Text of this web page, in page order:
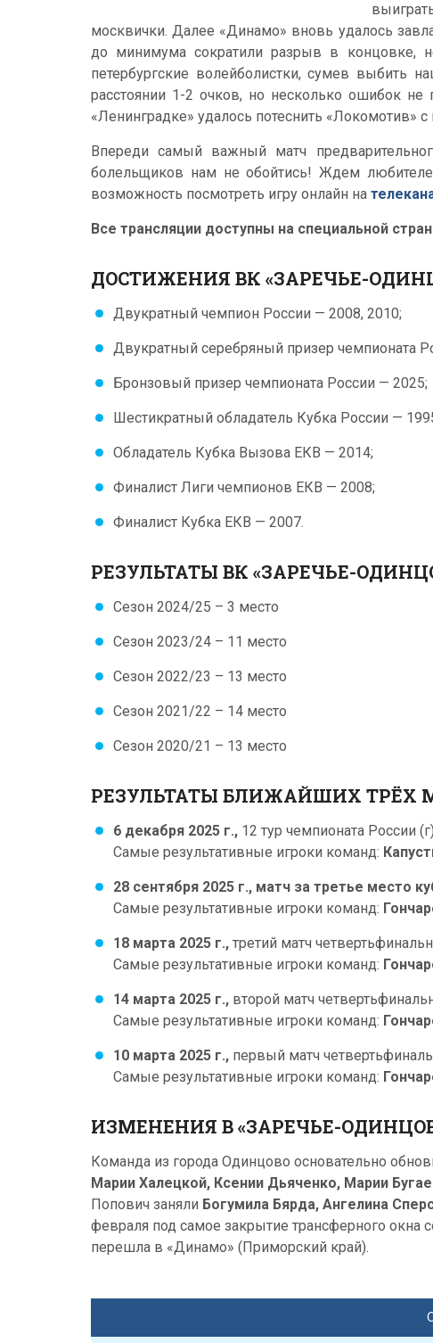
москвички. Далее «Динамо» вновь удалось
до минимума сократили разрыв в концовке,
петербургские волейболистки, сумев выбить
расстоянии 1-2 очков, но несколько ошибок не
«Ленинградке» удалось потеснить «Локомотив» с
Впереди самый важный матч
болельщиков нам не обойтись! Ждем
возможность посмотреть игру онлайн на
Все трансляции доступны на специальной
ДОСТИЖЕНИЯ ВК «ЗАРЕЧЬЕ-
Двукратный чемпион России — 2008, 2010;
Двукратный серебряный призер чемпионата
Бронзовый призер чемпионата России — 2025;
Шестикратный обладатель Кубка России —
Обладатель Кубка Вызова ЕКВ — 2014;
Финалист Лиги чемпионов ЕКВ — 2008;
Финалист Кубка ЕКВ — 2007.
РЕЗУЛЬТАТЫ ВК «ЗАРЕЧЬЕ-
Сезон 2024/25 – 3 место
Сезон 2023/24 – 11 место
Сезон 2022/23 – 13 место
Сезон 2021/22 – 14 место
Сезон 2020/21 – 13 место
РЕЗУЛЬТАТЫ БЛИЖАЙШИХ ТРЁХ
6 декабря 2025 г., 12 тур чемпионата России (г)
Самые результативные игроки команд:
28 сентября 2025 г., матч за третье место
Самые результативные игроки команд:
18 марта 2025 г., третий матч
Самые результативные игроки команд:
14 марта 2025 г., второй матч
Самые результативные игроки команд:
10 марта 2025 г., первый матч
Самые результативные игроки команд:
ИЗМЕНЕНИЯ В «ЗАРЕЧЬЕ-
Команда из города Одинцово основательно
Марии Халецкой, Ксении Дьяченко, Марии
Попович заняли Богумила Бярда, Ангелина
февраля под самое закрытие трансферного окна
перешла в «Динамо» (Приморский край).